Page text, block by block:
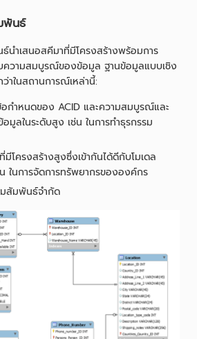
พันธ์
นำเสนอสคีมาที่มีโครงสร้างพร้อมการ
วามสมบูรณ์ของข้อมูล ฐานข้อมูลแบบเชิง
าในสถานการณ์เหล่านี้:
ำหนดของ ACID และความสมบูรณ์และ
มูลในระดับสูง เช่น ในการทำธุรกรรม
โครงสร้างสูงซึ่งเข้ากันได้ดีกับโมเดล
ในการจัดการทรัพยากรขององค์กร
สัมพันธ์จำกัด